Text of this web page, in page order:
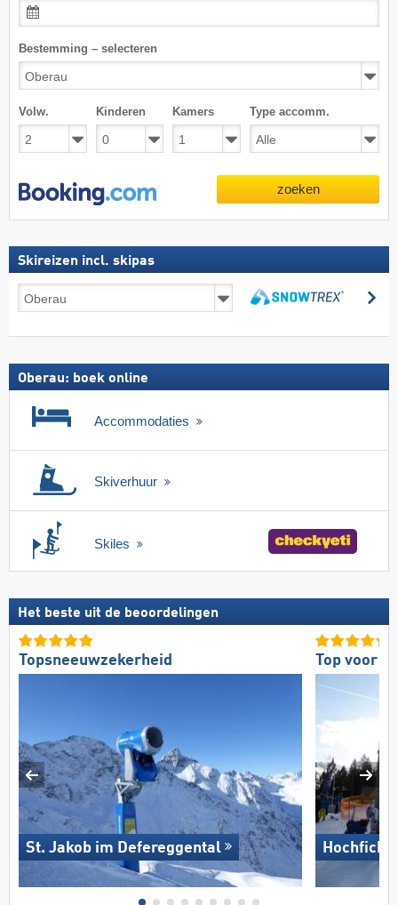
Bestemming – selecteren
Volw. Kinderen Kamers Type accomm.
zoeken
Skireizen incl. skipas
Skireizen
incl.
Oberau: boek online
Accommodaties
Skiverhuur
Skiles
Het beste uit de beoordelingen
Topsneeuwzekerheid
St. Jakob im Defereggental
Top voor
Hochficht